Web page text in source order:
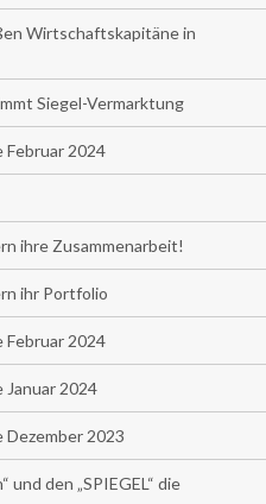
Wirtschaftskapitäne in
Siegel-Vermarktung
2024
ihre Zusammenarbeit!
ihr Portfolio
2024
2024
2023
den „SPIEGEL“ die